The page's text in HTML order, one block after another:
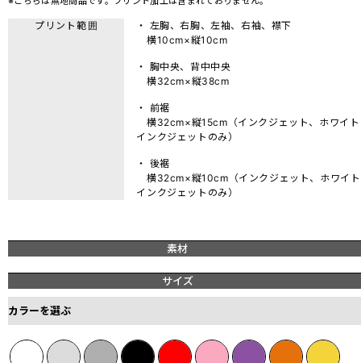
プリント範囲
・ 左胸、右胸、左袖、右袖、襟下
横10cm×縦10cm
・ 胸中央、背中中央
横32cm×縦38cm
・ 前裾
横32cm×縦15cm（インクジェット、ホワイト
インクジェットのみ）
・ 後裾
横32cm×縦10cm（インクジェット、ホワイト
インクジェットのみ）
素材
サイズ
カラーを選ぶ